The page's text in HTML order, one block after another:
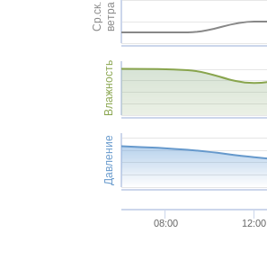
Ср.ск.ветра
Влажность
Давление
08:00 12:00